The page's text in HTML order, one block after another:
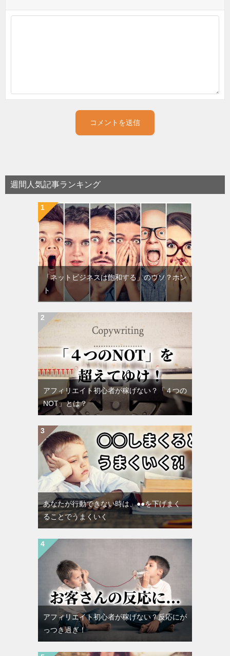
週間人気記事ランキング
「ネットビジネスは飽和する」のウソ？ホン
ト
アフィリエイト初心者が稼げない？「４つの
NOT」とは？
あなたが行動できない時は、●●を下げまく
ることでうまくいく
アフィリエイト初心者が稼げない？反応にが
っつき過ぎ！